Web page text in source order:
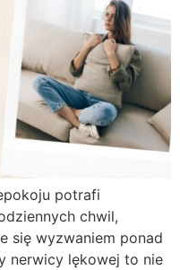
potrafi
chwil,
się wyzwaniem ponad
nerwicy lękowej to nie